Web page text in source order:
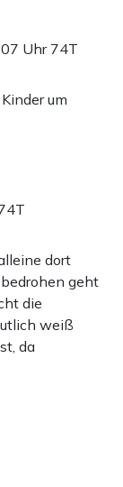
Uhr 74T
um
dort
geht
die
weiß
da